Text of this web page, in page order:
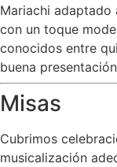
Mariachi adaptado
con un toque
conocidos entre
buena
Misas
Cubrimos
musicalización